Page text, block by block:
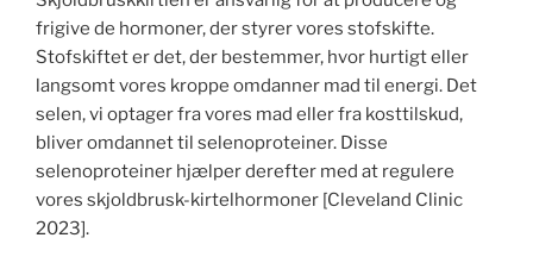
frigive de hormoner, der styrer vores stofskifte.
Stofskiftet er det, der bestemmer, hvor hurtigt eller
langsomt vores kroppe omdanner mad til energi. Det
selen, vi optager fra vores mad eller fra kosttilskud,
bliver omdannet til selenoproteiner. Disse
selenoproteiner hjælper derefter med at regulere
vores skjoldbrusk-kirtelhormoner [Cleveland Clinic
2023].